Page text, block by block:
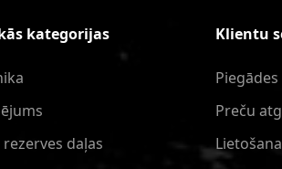
kategorijas
daļas
Klientu
Preču